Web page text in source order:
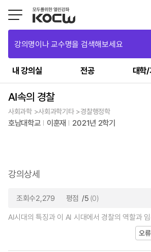
강의명이나 교수명을 검색해보세요
내 강의실 전공 대학
AI속의 경찰
사회과학 >사회과학기타 >경찰행정학
호남대학교 이훈재 2021년 2학기
강의상세
조회수2,279 평점 /5 (0)
AI시대의 특징과 이 AI 시대에서 경찰의 역할과
오